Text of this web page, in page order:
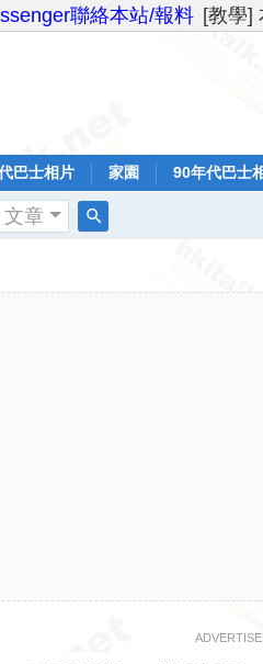
聯絡本站/報料 [教學]
巴士相片 家園 90年代巴士
文章